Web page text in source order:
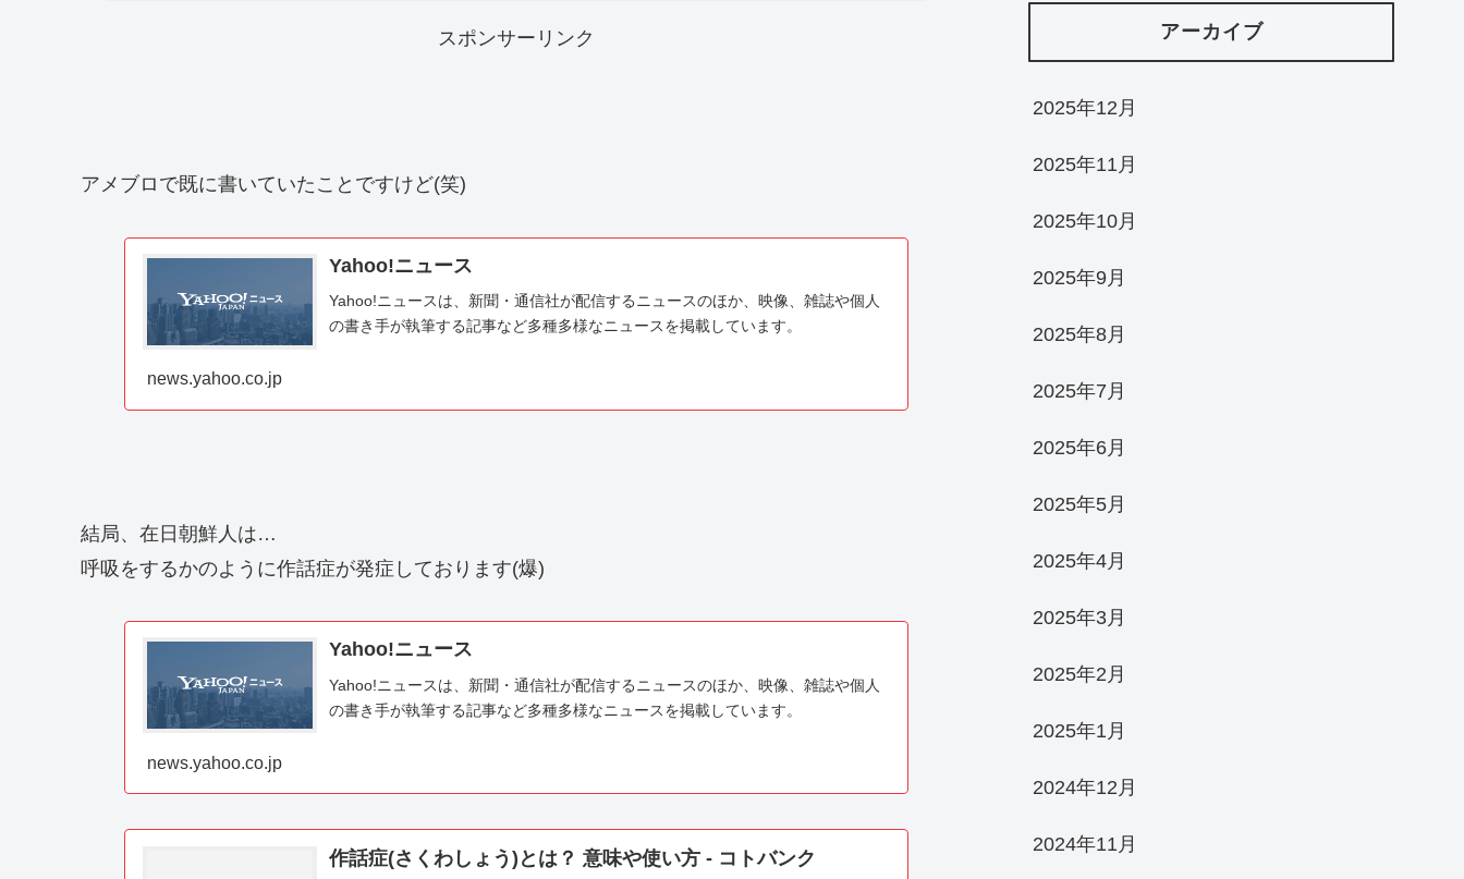
スポンサーリンク
アメブロで既に書いていたことですけど(笑)
Yahoo!ニュース
Yahoo!ニュースは、新聞・通信社が配信するニュースのほか、映像、雑誌や個人
の書き手が執筆する記事など多種多様なニュースを掲載しています。
news.yahoo.co.jp
結局、在日朝鮮人は…
呼吸をするかのように作話症が発症しております(爆)
Yahoo!ニュース
Yahoo!ニュースは、新聞・通信社が配信するニュースのほか、映像、雑誌や個人
の書き手が執筆する記事など多種多様なニュースを掲載しています。
news.yahoo.co.jp
作話症(さくわしょう)とは？ 意味や使い方 - コトバンク
アーカイブ
2025年12月
2025年11月
2025年10月
2025年9月
2025年8月
2025年7月
2025年6月
2025年5月
2025年4月
2025年3月
2025年2月
2025年1月
2024年12月
2024年11月